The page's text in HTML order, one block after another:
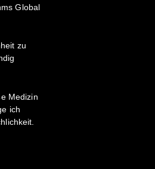
Global
zu
Medizin
ich